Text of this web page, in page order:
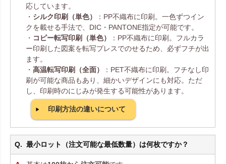
応しています。
・ シルク印刷（単色）
：PP不織布に印刷。一色ずつイン
クを載せる手法で、DIC・PANTONE指定が可能です。
・ コピー転写印刷（単色）
：PP不織布に印刷。フルカラ
ー印刷した図案を転写プレスでのせるため、必ずフチが出
ます。
・ 高温転写印刷（全面）
：PET不織布に印刷。フチなし印
刷が可能な商品もあり、細かいデザインにも対応。ただ
し、印刷時のにじみが発生する可能性があります。
印刷方法の違いについて
最小ロット（注文可能な最低数量）は何枚ですか？